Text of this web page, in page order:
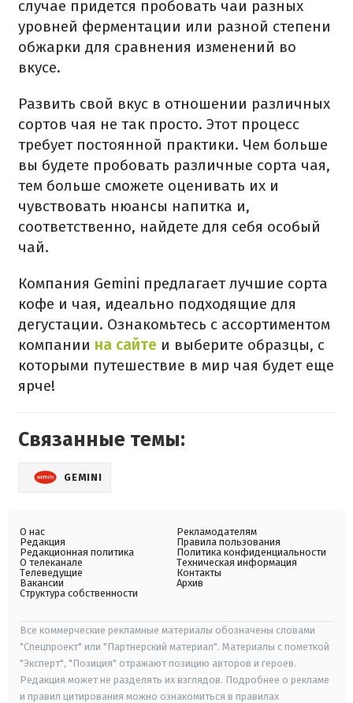
случае придется пробовать чаи разных
уровней ферментации или разной степени
обжарки для сравнения изменений во
вкусе.
Развить свой вкус в отношении различных
сортов чая не так просто. Этот процесс
требует постоянной практики. Чем больше
вы будете пробовать различные сорта чая,
тем больше сможете оценивать их и
чувствовать нюансы напитка и,
соответственно, найдете для себя особый
чай.
Компания Gemini предлагает лучшие сорта
кофе и чая, идеально подходящие для
дегустации. Ознакомьтесь с ассортиментом
компании на сайте и выберите образцы, с
которыми путешествие в мир чая будет еще
ярче!
Связанные темы:
GEMINI
О нас
Редакция
Редакционная политика
О телеканале
Телеведущие
Вакансии
Структура собственности
Рекламодателям
Правила пользования
Политика конфиденциальности
Техническая информация
Контакты
Архив
Все коммерческие рекламные материалы обозначены словами
"Спецпроект" или "Партнерский материал". Материалы с пометкой
"Эксперт", "Позиция" отражают позицию авторов и героев.
Редакция может не разделять их взглядов. Подробнее о рекламе
и правил цитирования можно ознакомиться в правилах